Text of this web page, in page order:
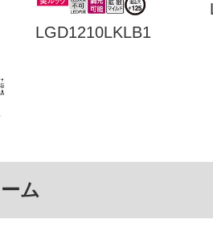
LGD1210LKLB1
ム